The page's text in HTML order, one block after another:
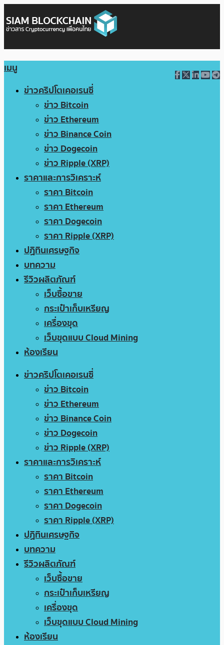
เมนู
ข่าวคริปโตเคอเรนซี่
ข่าว Bitcoin
ข่าว Ethereum
ข่าว Binance Coin
ข่าว Dogecoin
ข่าว Ripple (XRP)
ราคาและการวิเคราะห์
ราคา Bitcoin
ราคา Ethereum
ราคา Dogecoin
ราคา Ripple (XRP)
ปฏิทินเศรษฐกิจ
บทความ
รีวิวผลิตภัณฑ์
เว็บซื้อขาย
กระเป๋าเก็บเหรียญ
เครื่องขุด
เว็บขุดแบบ Cloud Mining
ห้องเรียน
ข่าวคริปโตเคอเรนซี่
ข่าว Bitcoin
ข่าว Ethereum
ข่าว Binance Coin
ข่าว Dogecoin
ข่าว Ripple (XRP)
ราคาและการวิเคราะห์
ราคา Bitcoin
ราคา Ethereum
ราคา Dogecoin
ราคา Ripple (XRP)
ปฏิทินเศรษฐกิจ
บทความ
รีวิวผลิตภัณฑ์
เว็บซื้อขาย
กระเป๋าเก็บเหรียญ
เครื่องขุด
เว็บขุดแบบ Cloud Mining
ห้องเรียน